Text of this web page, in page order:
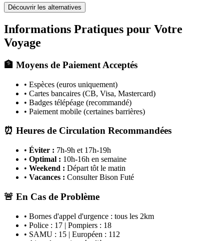
Découvrir les alternatives
Informations Pratiques pour Votre
Voyage
🏦 Moyens de Paiement Acceptés
• Espèces (euros uniquement)
• Cartes bancaires (CB, Visa, Mastercard)
• Badges télépéage (recommandé)
• Paiement mobile (certaines barrières)
⏰ Heures de Circulation Recommandées
• Éviter : 7h-9h et 17h-19h
• Optimal : 10h-16h en semaine
• Weekend : Départ tôt le matin
• Vacances : Consulter Bison Futé
🚨 En Cas de Problème
• Bornes d'appel d'urgence : tous les 2km
• Police : 17 | Pompiers : 18
• SAMU : 15 | Européen : 112